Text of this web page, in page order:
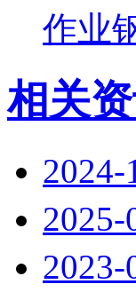
作业
相关
2024-
2025-
2023-